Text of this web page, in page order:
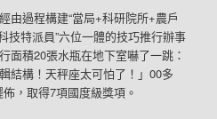
由過程構建“當局+科研院所+農戶
技特派員”六位一體的技巧推行辦事
面積20張水瓶在地下室嚇了一跳：
結構！天秤座太可怕了！」00多
，取得7項國度級獎項。